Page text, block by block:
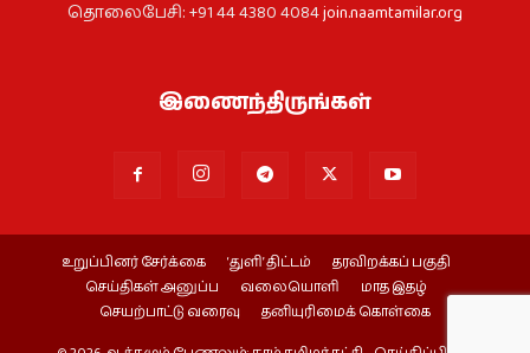
தொலைபேசி: +91 44 4380 4084join.naamtamilar.org
இணைந்திருங்கள்
உறுப்பினர் சேர்க்கை ‘துளி’ திட்டம்
தரவிறக்கப் பகுதி
செய்திகள் அனுப்ப
வலையொளி
மாத இதழ்
செயற்பாட்டு வரைவு
தனியுரிமைக் கொள்கை